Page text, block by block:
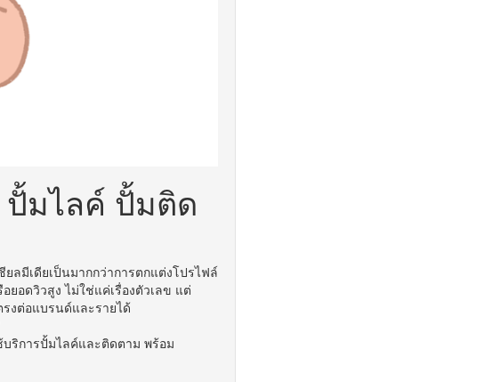
ปั้มไลค์ ปั้มติด
ลมีเดียเป็นมากกว่าการตกแต่งโปรไฟล์
ยอดวิวสูง ไม่ใช่แค่เรื่องตัวเลข แต่
งต่อแบรนด์และรายได้
ริการปั้มไลค์และติดตาม พร้อม